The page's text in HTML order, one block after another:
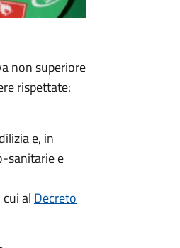
non superiore
rispettate:
e, in
sanitarie e
al Decreto